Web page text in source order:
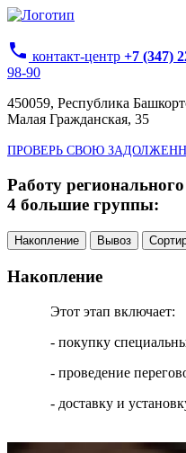
phone контакт-центр +7 (347)
98-90
450059, Республика
Малая Гражданская, 35
ПРОВЕРЬ СВОЮ
Работу
4 большие группы:
Накопление Вывоз
Накопление
Этот этап включает:
- покупку
- проведение
- доставку и